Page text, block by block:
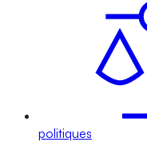
politiques